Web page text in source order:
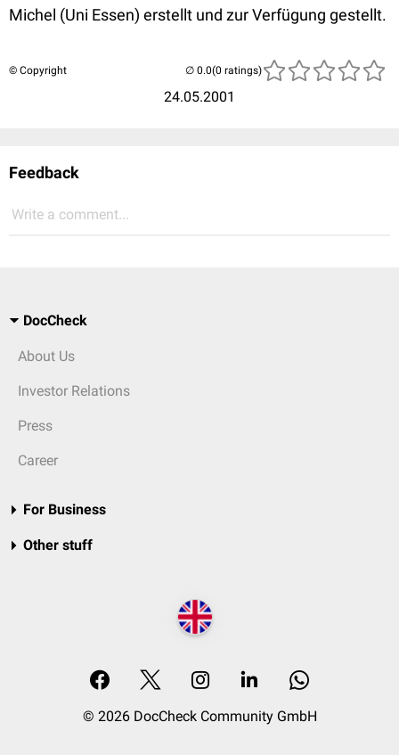
Michel (Uni Essen) erstellt und zur Verfügung gestellt.
© Copyright
24.05.2001
(0 ratings)
Feedback
Write a comment...
DocCheck
About Us
Investor Relations
Press
Career
For Business
Other stuff
© 2026 DocCheck Community GmbH